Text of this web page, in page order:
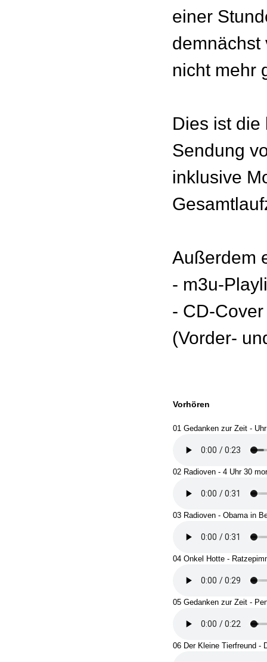
einer
demnächst
nicht mehr
Dies ist die
Sendung
inklusive
Außerdem
- m3u-
- CD-
(Vorder-
Vorhören
01 Gedanken zur Zeit - Uhr
02 Radioven - 4 Uhr 30
03 Radioven - Obama in
04 Onkel Hotte -
05 Gedanken zur Zeit -
06 Der Kleine Tierfreund -